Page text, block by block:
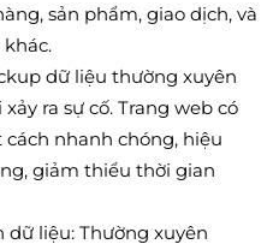
sản phẩm, giao dịch, và
dữ liệu thường xuyên
ra sự cố. Trang web có
nhanh chóng, hiệu
giảm thiểu thời gian
liệu: Thường xuyên